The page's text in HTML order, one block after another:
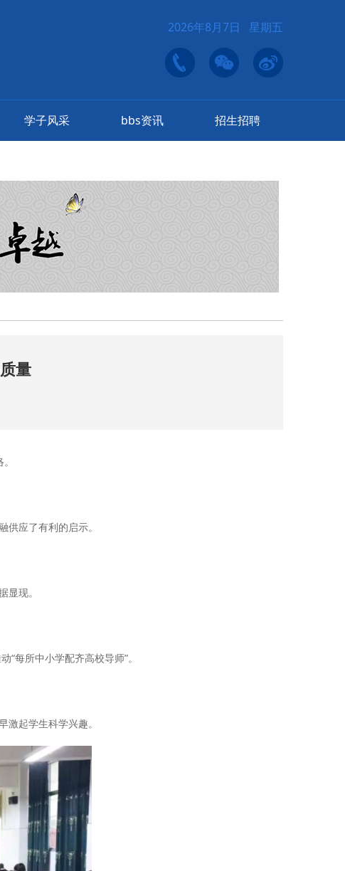
2026年8月7日 星期五
学子风采 bbs资讯 招生招聘
量
应了有利的启示。
现。
每所中小学配齐高校导师”。
起学生科学兴趣。